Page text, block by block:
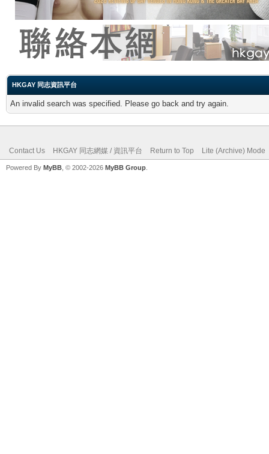
HKGAY 同志資訊平台
An invalid search was specified. Please go back and try again.
Contact Us HKGAY 同志網媒 / 資訊平台 Return to Top Lite (Archive) Mode
Powered By MyBB , © 2002-2026 MyBB Group